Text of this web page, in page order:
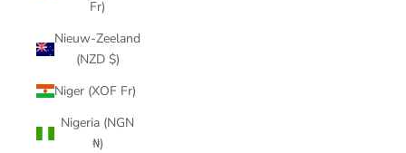
Fr)
Nieuw-Zeeland
(NZD $)
Niger (XOF Fr)
Nigeria (NGN
₦)